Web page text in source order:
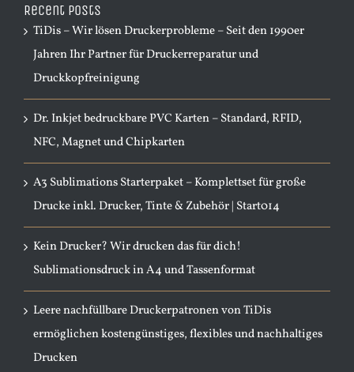
Recent Posts
TiDis – Wir lösen Druckerprobleme – Seit den 1990er
Jahren Ihr Partner für Druckerreparatur und
Druckkopfreinigung
Dr. Inkjet bedruckbare PVC Karten – Standard, RFID,
NFC, Magnet und Chipkarten
A3 Sublimations Starterpaket – Komplettset für große
Drucke inkl. Drucker, Tinte & Zubehör | Start014
Kein Drucker? Wir drucken das für dich!
Sublimationsdruck in A4 und Tassenformat
Leere nachfüllbare Druckerpatronen von TiDis
ermöglichen kostengünstiges, flexibles und nachhaltiges
Drucken